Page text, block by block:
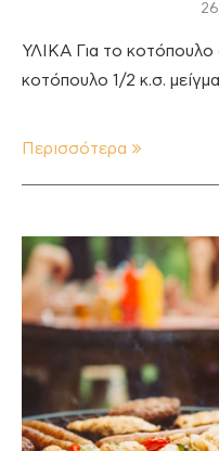
ΥΛΙΚΑ Για το κοτόπουλο
κοτόπουλο 1/2 κ.σ.
Περισσότερα